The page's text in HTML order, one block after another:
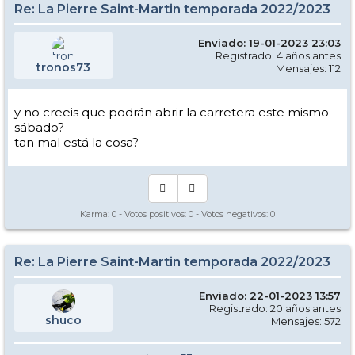
Re: La Pierre Saint-Martin temporada 2022/2023
tronos73
Enviado: 19-01-2023 23:03
Registrado: 4 años antes
Mensajes: 112
y no creeis que podrán abrir la carretera este mismo
sábado?
tan mal está la cosa?
Karma: 0 - Votos positivos: 0 - Votos negativos: 0
Re: La Pierre Saint-Martin temporada 2022/2023
shuco
Enviado: 22-01-2023 13:57
Registrado: 20 años antes
Mensajes: 572